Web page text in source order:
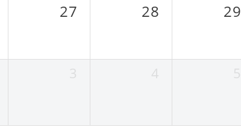
27 28 29
3 4 5